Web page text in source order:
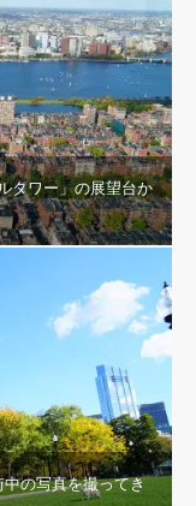
タワー」の展望台か
の写真を撮ってき